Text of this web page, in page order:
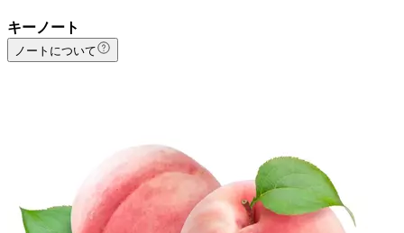
キーノート
ノートについて